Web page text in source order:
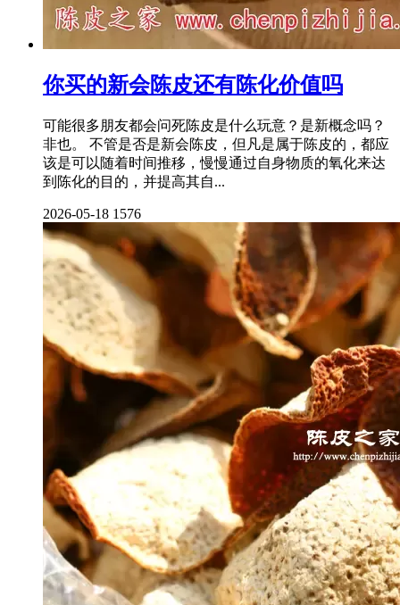
你买的新会陈皮还有陈化价值吗
可能很多朋友都会问死陈皮是什么玩意？是新概念吗？
非也。 不管是否是新会陈皮，但凡是属于陈皮的，都应
该是可以随着时间推移，慢慢通过自身物质的氧化来达
到陈化的目的，并提高其自...
2026-05-18 1576